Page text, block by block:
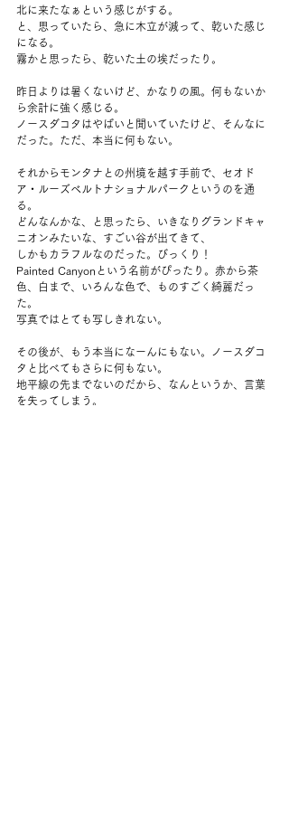
北に来たなぁという感じがする。
と、思っていたら、急に木立が減って、乾いた感じ
になる。
霧かと思ったら、乾いた土の埃だったり。
昨日よりは暑くないけど、かなりの風。何もないか
ら余計に強く感じる。
ノースダコタはやばいと聞いていたけど、そんなに
だった。ただ、本当に何もない。
それからモンタナとの州境を越す手前で、セオド
ア・ルーズベルトナショナルパークというのを通
る。
どんなんかな、と思ったら、いきなりグランドキャ
ニオンみたいな、すごい谷が出てきて、
しかもカラフルなのだった。びっくり！
Painted Canyonという名前がぴったり。赤から茶
色、白まで、いろんな色で、ものすごく綺麗だっ
た。
写真ではとても写しきれない。
その後が、もう本当になーんにもない。ノースダコ
タと比べてもさらに何もない。
地平線の先までないのだから、なんというか、言葉
を失ってしまう。